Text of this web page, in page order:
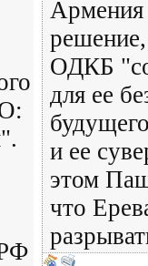
Армения
ОДКБ
для ее
и ее
этом
что